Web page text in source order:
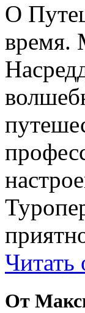
О
время.
Читать
От